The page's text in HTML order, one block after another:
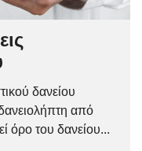
δανείου
από
όρο του δανείου...